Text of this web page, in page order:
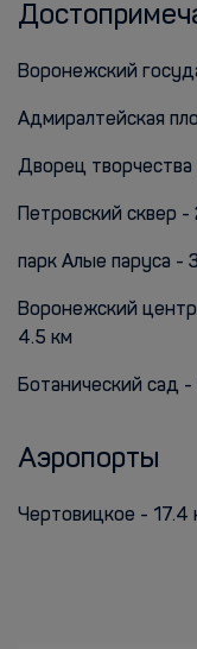
Воронежский
Адмиралтейская
Дворец
Петровский сквер -
парк Алые паруса -
Воронежский
4.5 км
Ботанический сад -
Аэропорты
Чертовицкое - 17.4